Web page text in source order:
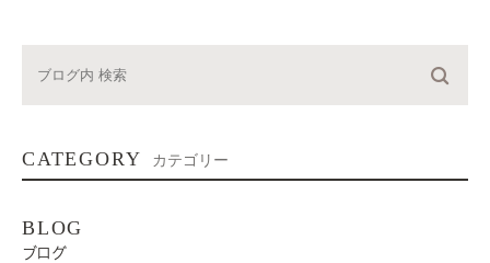
CATEGORY カテゴリー
BLOG
ブログ